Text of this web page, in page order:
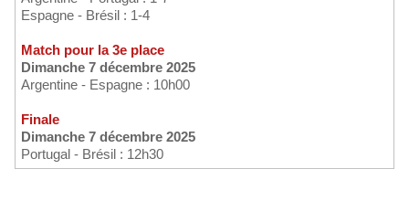
Espagne - Brésil : 1-4
Match pour la 3e place
Dimanche 7 décembre 2025
Argentine - Espagne : 10h00
Finale
Dimanche 7 décembre 2025
Portugal - Brésil : 12h30